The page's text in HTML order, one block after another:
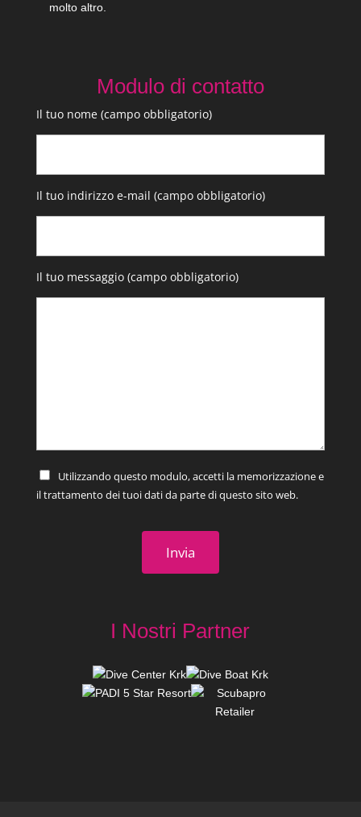
molto altro.
Modulo di contatto
Il tuo nome (campo obbligatorio)
Il tuo indirizzo e-mail (campo obbligatorio)
Il tuo messaggio (campo obbligatorio)
Utilizzando questo modulo, accetti la memorizzazione e
il trattamento dei tuoi dati da parte di questo sito web.
I Nostri Partner